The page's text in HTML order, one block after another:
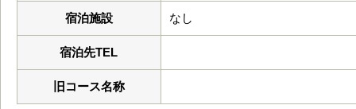
宿泊施設 なし
宿泊先TEL
旧コース名称